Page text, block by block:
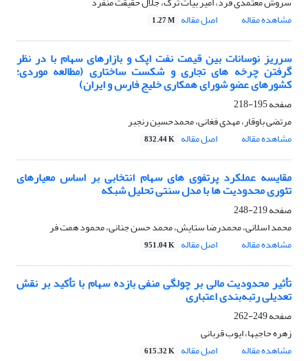
مشاهده مقاله
اصل مقاله 1.27 M
سرریز نوسانات بین قیمت نفت اپک و بازارهای سهام با در نظر
گرفتن چرخه های تجاری و شکست ساختاری (مطالعه موردی؛
کشورهای عضو شورای همکاری خلیج فارس و ایران)
صفحه195-218
مرتضی باوقار، مهدی فغانی، محمدحسین رنجبر
مشاهده مقاله
اصل مقاله 832.44 K
مقایسه عملکرد پرتفوی های سهام انتخابی بر اساس معیارهای
تئوری محدودیت ها با مدل سنتی تحلیل شبکه
صفحه219-248
محمد اسلانی، محمدرضا ستایش، محمد حسن جنانی، محمود همت فر
مشاهده مقاله
اصل مقاله 951.04 K
تأثیر محدودیت مالی بر چولگی منفی بازده سهام با تأکید بر نقش
تعدیلی رتبه‌بندی اعتباری
صفحه249-262
زهره حاجیها، ایوب قربانی
مشاهده مقاله
اصل مقاله 615.32 K